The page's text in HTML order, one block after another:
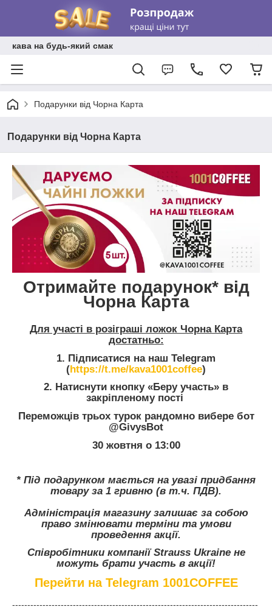
кава на будь-який смак
Подарунки від Чорна Карта
Подарунки від Чорна Карта
Отримайте подарунок* від
Чорна Карта
Для участі в розіграші ложок Чорна Карта
достатньо:
1. Підписатися на наш Telegram
(https://t.me/kava1001coffee)
2. Натиснути кнопку «Беру участь» в
закріпленому пості
Переможців трьох турок рандомно вибере бот
@GivysBot
30 жовтня о 13:00
* Під подарунком мається на увазі придбання
товару за 1 гривню (в т.ч. ПДВ).
Адміністрація магазину залишає за собою
право змінювати терміни та умови
проведення акції.
Співробітники компанії Strauss Ukraine не
можуть брати участь в акції!
Перейти на Telegram 1001COFFEE
---------------------------------------------------------------------------------